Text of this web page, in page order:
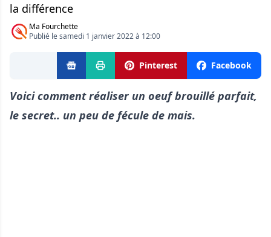
la différence
Ma Fourchette
Publié le samedi 1 janvier 2022 à 12:00
Pinterest Facebook
Voici comment réaliser un oeuf brouillé parfait,
le secret.. un peu de fécule de mais.